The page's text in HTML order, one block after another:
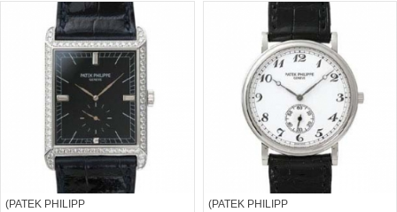
(PATEK PHILIPP (PATEK PHILIPP